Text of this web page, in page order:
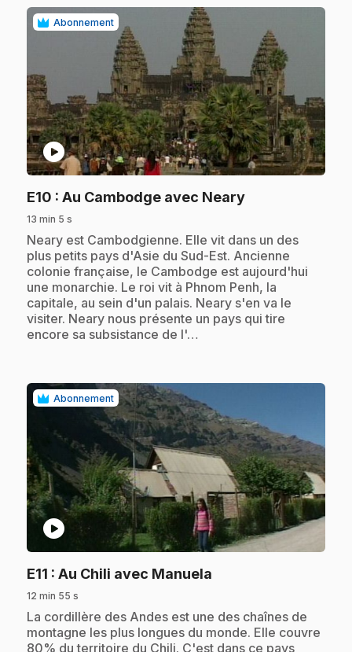
Abonnement
play_circle
E10 : Au Cambodge avec Neary.
13 min 5 s
.Neary est Cambodgienne. Elle vit dans un des
plus petits pays d'Asie du Sud-Est. Ancienne
colonie française, le Cambodge est aujourd'hui
une monarchie. Le roi vit à Phnom Penh, la
capitale, au sein d'un palais. Neary s'en va le
visiter. Neary nous présente un pays qui tire
encore sa subsistance de l'…
Abonnement
play_circle
E11 : Au Chili avec Manuela
12 min 55 s
.La cordillère des Andes est une des chaînes de
montagne les plus longues du monde. Elle couvre
80% du territoire du Chili. C'est dans ce pays